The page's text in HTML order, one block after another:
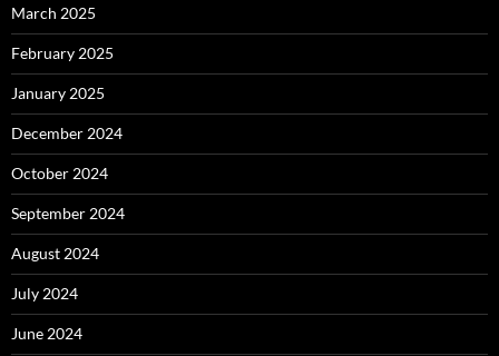
March 2025
February 2025
January 2025
December 2024
October 2024
September 2024
August 2024
July 2024
June 2024